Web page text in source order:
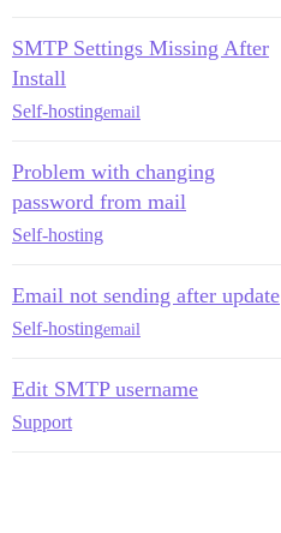
SMTP Settings Missing After
Install
Self-hostingemail
Problem with changing
password from mail
Self-hosting
Email not sending after update
Self-hostingemail
Edit SMTP username
Support